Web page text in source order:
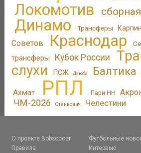
Локомотив
Динамо Трансферы Карпин
Советов
Краснодар
трансферы
Кубок России
слухи
ПСЖ Дзюба Балтика
Ахмат РПЛ Пари НН
ЧМ-2026 Станкович Челестини
О проекте Bobsoccer
Правила
Футбольные
Интервью